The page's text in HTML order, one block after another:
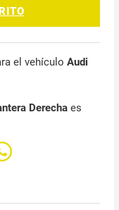
el vehículo Audi
Derechaes